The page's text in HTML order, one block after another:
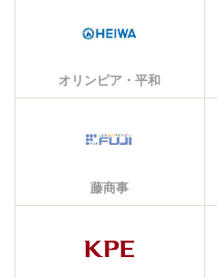
オリンピア・平和
藤商事